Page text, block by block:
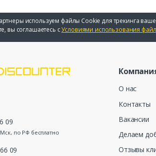
используем файлы Cookie для трекинга
вы соглашаетесь сУсловиями использования
09
Мск, по РФ бесплатно
09
О нас
Контакты
Вакансии
Делаем
Отзывы